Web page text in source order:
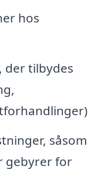
hos
der tilbydes
såsom
gebyrer for